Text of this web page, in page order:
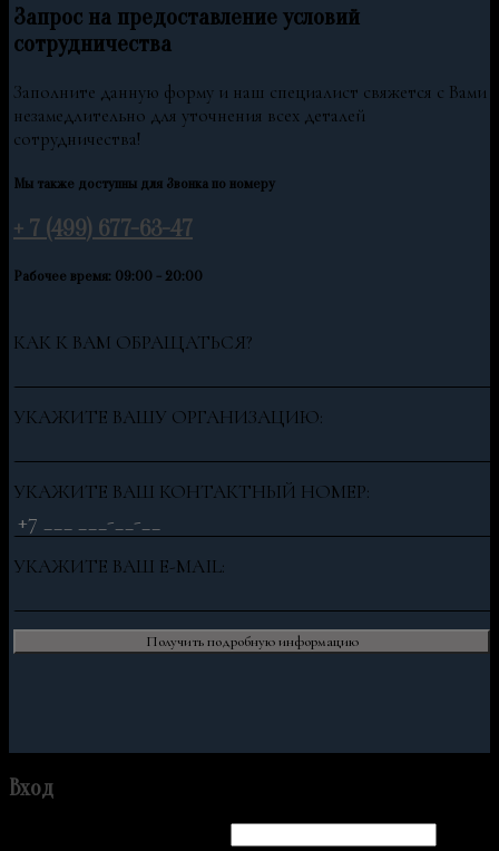
Запрос на предоставление условий
сотрудничества
Заполните данную форму и наш специалист свяжется с Вами
незамедлительно для уточнения всех деталей
сотрудничества!
Мы также доступны для Звонка по номеру
+ 7 (499) 677-63-47
Рабочее время: 09:00 - 20:00
КАК К ВАМ ОБРАЩАТЬСЯ?
УКАЖИТЕ ВАШУ ОРГАНИЗАЦИЮ:
УКАЖИТЕ ВАШ КОНТАКТНЫЙ НОМЕР:
УКАЖИТЕ ВАШ E-MAIL:
Вход